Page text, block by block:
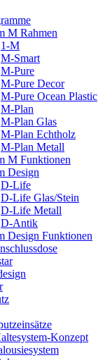
M Rahmen
1-M
M-Smart
M-Pure
M-Pure Decor
M-Pure Ocean Plastic
M-Plan
M-Plan Glas
M-Plan Echtholz
M-Plan Metall
M Funktionen
Design
D-Life
D-Life Glas/Stein
D-Life Metall
D-Antik
Design Funktionen
Konzept